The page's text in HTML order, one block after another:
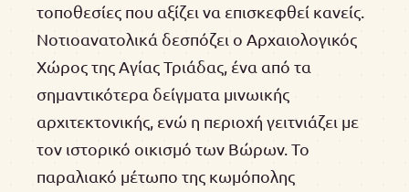
τοποθεσίες που αξίζει να επισκεφθεί κανείς.
Νοτιοανατολικά δεσπόζει ο Αρχαιολογικός
Χώρος της Αγίας Τριάδας, ένα από τα
σημαντικότερα δείγματα μινωικής
αρχιτεκτονικής, ενώ η περιοχή γειτνιάζει με
τον ιστορικό οικισμό των Βώρων. Το
παραλιακό μέτωπο της κωμόπολης